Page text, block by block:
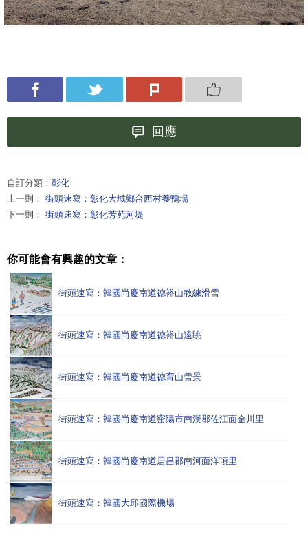
回應
自訂分類： 彰化
上一則： 街頭速寫：彰化大城鄉台西村養鴨場
下一則： 街頭速寫：彰化芳苑河堤
你可能會有興趣的文章：
街頭速寫：韓國尚慶南道德裕山教練滑雪
街頭速寫：韓國尚慶南道德裕山遠眺
街頭速寫：韓國尚慶南道德育山雪景
街頭速寫：韓國尚慶南道密陽市南漢郡佐江面金川里
街頭速寫：韓國尚慶南道居昌郡南河面洋項里
街頭速寫：韓國大邱國際機場